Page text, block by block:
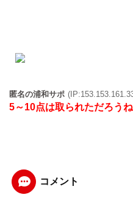
匿名の浦和サポ
5～10点は取られただろうね
コメント